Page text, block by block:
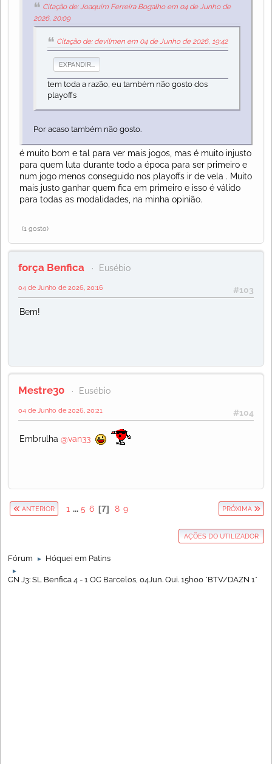
Citação de: Joaquim Ferreira Bogalho em 04 de Junho de
2026, 20:09
Citação de: devilmen em 04 de Junho de 2026, 19:42
EXPANDIR...
tem toda a razão, eu também não gosto dos
playoffs
Por acaso também não gosto.
é muito bom e tal para ver mais jogos, mas é muito injusto
para quem luta durante todo a época para ser primeiro e
num jogo menos conseguido nos playoffs ir de vela . Muito
mais justo ganhar quem fica em primeiro e isso é válido
para todas as modalidades, na minha opinião.
(1 gosto)
força Benfica Eusébio
#103
04 de Junho de 2026, 20:16
Bem!
Mestre30 Eusébio
#104
04 de Junho de 2026, 20:21
Embrulha @van33
ANTERIOR 1 ... 5 6 7 8 9 PRÓXIMA
AÇÕES DO UTILIZADOR
Fórum ► Hóquei em Patins
►
CN J3: SL Benfica 4 - 1 OC Barcelos, 04Jun. Qui. 15h00 *BTV/DAZN 1*